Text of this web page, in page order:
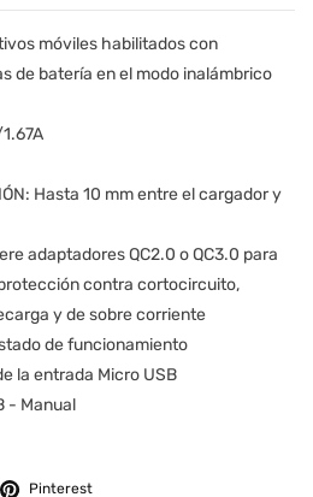
móviles habilitados con
de batería en el modo inalámbrico
Hasta 10 mm entre el cargador y
adaptadores QC2.0 o QC3.0 para
contra cortocircuito,
y de sobre corriente
de funcionamiento
la entrada Micro USB
- Manual
Pinterest